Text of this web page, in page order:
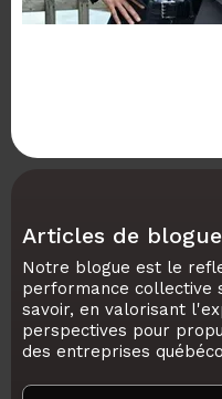
Articles de blogue
Notre blogue est le
performance collective
savoir, en valorisant
perspectives pour
des entreprises